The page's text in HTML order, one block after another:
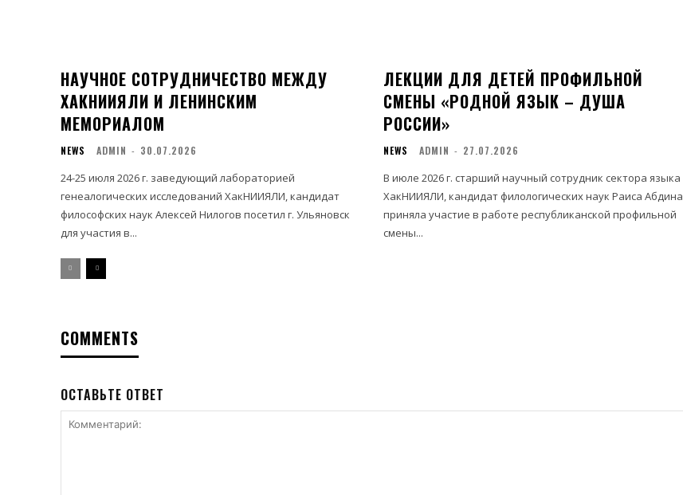
НАУЧНОЕ СОТРУДНИЧЕСТВО МЕЖДУ
ХАКНИИЯЛИ И ЛЕНИНСКИМ
МЕМОРИАЛОМ
NEWS ADMIN - 30.07.2026
24-25 июля 2026 г. заведующий лабораторией
генеалогических исследований ХакНИИЯЛИ, кандидат
философских наук Алексей Нилогов посетил г. Ульяновск
для участия в...
ЛЕКЦИИ ДЛЯ ДЕТЕЙ ПРОФИЛЬНОЙ
СМЕНЫ «РОДНОЙ ЯЗЫК – ДУША
РОССИИ»
NEWS ADMIN - 27.07.2026
В июле 2026 г. старший научный сотрудник сектора языка
ХакНИИЯЛИ, кандидат филологических наук Раиса Абдина
приняла участие в работе республиканской профильной
смены...
COMMENTS
ОСТАВЬТЕ ОТВЕТ